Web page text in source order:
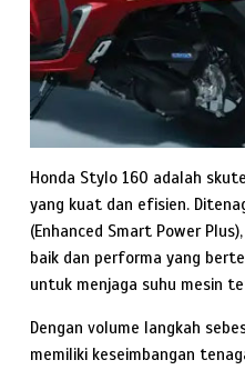
Honda Stylo 160 adalah
yang kuat dan efisien.
(Enhanced Smart Power
baik dan performa yang
untuk menjaga suhu mesin
Dengan volume langkah
memiliki keseimbangan